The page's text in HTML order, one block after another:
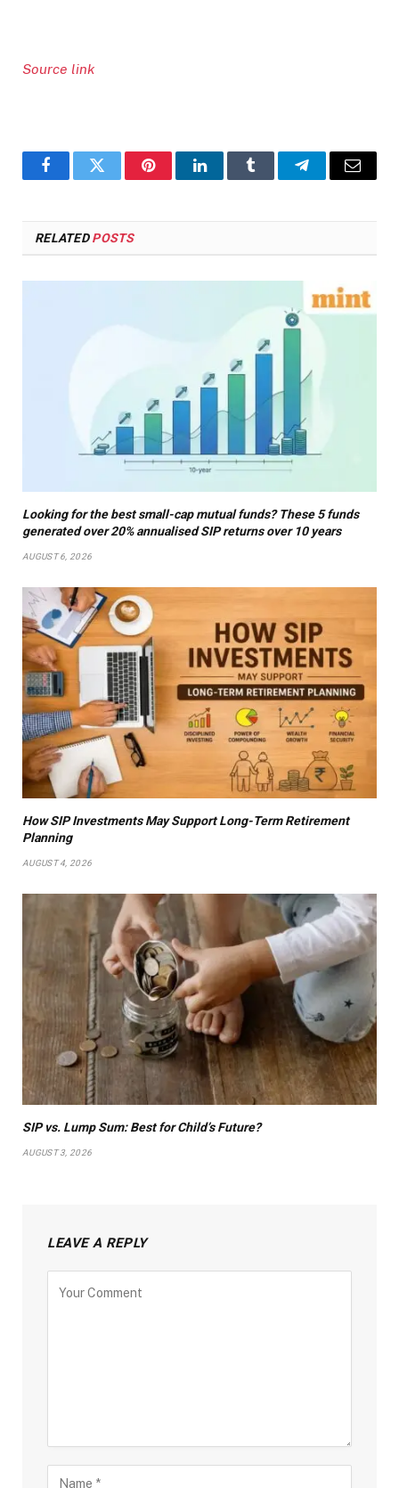
Source link
FacebookTwitter PinterestLinkedInTumblr TelegramEmail
RELATEDPOSTS
Looking for the best small-cap mutual funds? These 5 funds
generated over 20% annualised SIP returns over 10 years
AUGUST 6, 2026
How SIP Investments May Support Long-Term Retirement
Planning
AUGUST 4, 2026
SIP vs. Lump Sum: Best for Child’s Future?
AUGUST 3, 2026
LEAVE A REPLY